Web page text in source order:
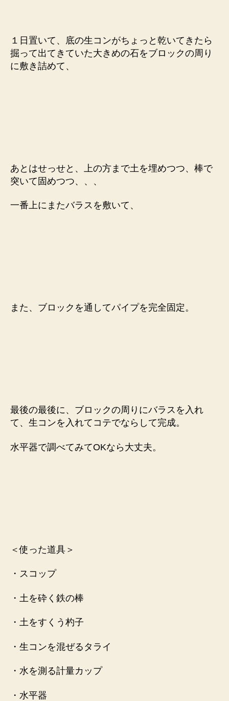
１日置いて、底の生コンがちょっと乾いてきたら
掘って出てきていた大きめの石をブロックの周り
に敷き詰めて、
あとはせっせと、上の方まで土を埋めつつ、棒で
突いて固めつつ、、、
一番上にまたバラスを敷いて、
また、ブロックを通してパイプを完全固定。
最後の最後に、ブロックの周りにバラスを入れ
て、生コンを入れてコテでならして完成。
水平器で調べてみてOKなら大丈夫。
＜使った道具＞
・スコップ
・土を砕く鉄の棒
・土をすくう杓子
・生コンを混ぜるタライ
・水を測る計量カップ
・水平器